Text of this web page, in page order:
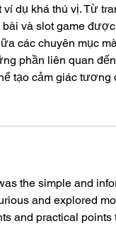
dụ khá thú vị. Từ
và slot game
các chuyên mục
phần liên quan
tạo cảm giác tương
the simple and
and explored
and practical points